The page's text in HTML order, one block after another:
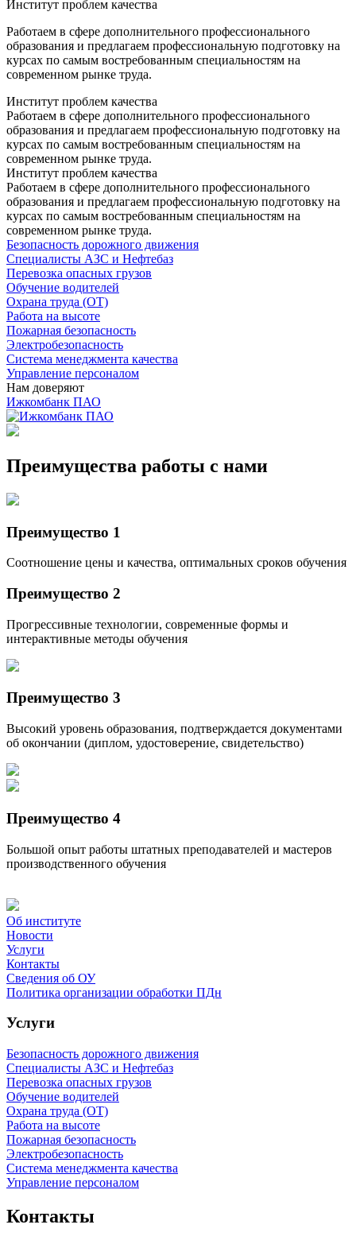
Институт проблем качества
Работаем в сфере дополнительного профессионального
образования и предлагаем профессиональную подготовку на
курсах по самым востребованным специальностям на
современном рынке труда.
Институт проблем качества
Работаем в сфере дополнительного профессионального
образования и предлагаем профессиональную подготовку на
курсах по самым востребованным специальностям на
современном рынке труда.
Институт проблем качества
Работаем в сфере дополнительного профессионального
образования и предлагаем профессиональную подготовку на
курсах по самым востребованным специальностям на
современном рынке труда.
Безопасность дорожного движения
Специалисты АЗС и Нефтебаз
Перевозка опасных грузов
Обучение водителей
Охрана труда (ОТ)
Работа на высоте
Пожарная безопасность
Электробезопасность
Система менеджмента качества
Управление персоналом
Нам доверяют
Ижкомбанк ПАО
Преимущества работы с нами
Преимущество 1
Соотношение цены и качества, оптимальных сроков обучения
Преимущество 2
Прогрессивные технологии, современные формы и
интерактивные методы обучения
Преимущество 3
Высокий уровень образования, подтверждается документами
об окончании (диплом, удостоверение, свидетельство)
Преимущество 4
Большой опыт работы штатных преподавателей и мастеров
производственного обучения
Об институте
Новости
Услуги
Контакты
Сведения об ОУ
Политика организации обработки ПДн
Услуги
Безопасность дорожного движения
Специалисты АЗС и Нефтебаз
Перевозка опасных грузов
Обучение водителей
Охрана труда (ОТ)
Работа на высоте
Пожарная безопасность
Электробезопасность
Система менеджмента качества
Управление персоналом
Контакты